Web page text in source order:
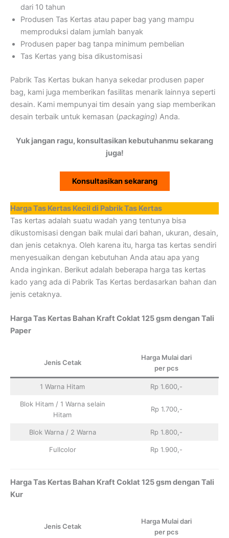
dari 10 tahun
Produsen Tas Kertas atau paper bag yang mampu
memproduksi dalam jumlah banyak
Produsen paper bag tanpa minimum pembelian
Tas Kertas yang bisa dikustomisasi
Pabrik Tas Kertas bukan hanya sekedar produsen paper
bag, kami juga memberikan fasilitas menarik lainnya seperti
desain. Kami mempunyai tim desain yang siap memberikan
desain terbaik untuk kemasan (packaging) Anda.
Yuk jangan ragu, konsultasikan kebutuhanmu sekarang
juga!
Konsultasikan sekarang
Harga Tas Kertas Kecil di Pabrik Tas Kertas
Tas kertas adalah suatu wadah yang tentunya bisa
dikustomisasi dengan baik mulai dari bahan, ukuran, desain,
dan jenis cetaknya. Oleh karena itu, harga tas kertas sendiri
menyesuaikan dengan kebutuhan Anda atau apa yang
Anda inginkan. Berikut adalah beberapa harga tas kertas
kado yang ada di Pabrik Tas Kertas berdasarkan bahan dan
jenis cetaknya.
Harga Tas Kertas Bahan Kraft Coklat 125 gsm dengan Tali
Paper
Jenis Cetak
Harga Mulai dari
per pcs
1 Warna Hitam Rp 1.600,-
Blok Hitam / 1 Warna selain
Hitam
Rp 1.700,-
Blok Warna / 2 Warna Rp 1.800,-
Fullcolor Rp 1.900,-
Harga Tas Kertas Bahan Kraft Coklat 125 gsm dengan Tali
Kur
Jenis Cetak
Harga Mulai dari
per pcs